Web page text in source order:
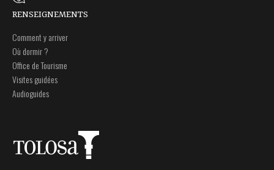
RENSEIGNEMENTS
Comment y arriver
Où dormir ?
Office de Tourisme
Visites guidées
Audioguides